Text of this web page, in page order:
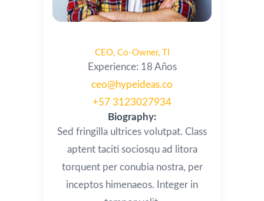
CEO, Co-Owner TI
Experience: 18 Años
ceo@hypeideas.co
+57 3123027934
Biography:
Sed fringilla ultrices volutpat. Class
aptent taciti sociosqu ad litora
torquent per conubia nostra, per
inceptos himenaeos. Integer in